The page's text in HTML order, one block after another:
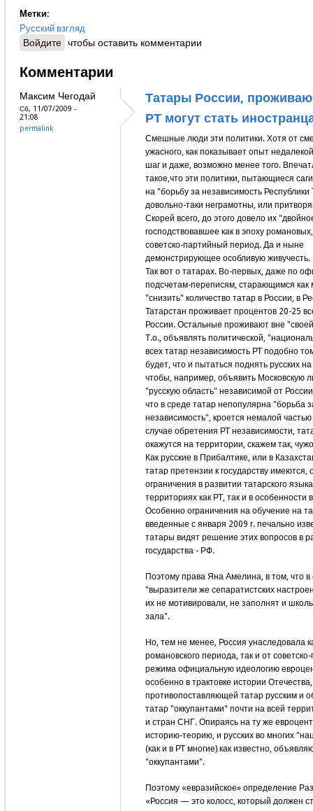
Метки:
Русский взгляд
Войдите чтобы оставить комментарии
Комментарии
Максим Чегодай
Сб, 11/07/2009 -
21:08
permalink
Татары России,
РТ могут стать
Смешные люди эти политики. Хотя от
ужасного, как показывает опыт
шаг и даже, возможно менее того.
такое,что эти политики, пытающиеся
на "борьбу за независимость Республики
довольно-таки неграмотны, или
Скорей всего, до этого довело их
господствовавшее как в эпоху
советско-партийный период. Да и ныне
демонстрирующее особливую живучесть.
Так вот о татарах. Во-первых, даже по
подсчетам-переписям, старающимся
"снизить" количество татар в России, в
Татарстан проживает процентов 20-25
России. Остальные проживают вне
Т.о., объявлять политической,
всех татар независимость РТ подобно
будет, что и пытаться поднять русских
чтобы, например, объявить Московскую
"русскую область" независимой от
что в среде татар непопулярна "борьба
независимость", кроется немалой частью
случае обретения РТ независимости,
окажутся на территории, скажем так,
Как русские в Прибалтике, или в
татар претензии к государству имеются,
ограничения в развитии татарского
территориях как РТ, так и в особенности
Особенно ограничения на обучение на
введенные с января 2009 г. печально
татары видят решение этих вопросов в
государства - РФ.
Поэтому права Яна Амелина, в том, что в
"выразители же сепаратистских
их не мотивировали, не заполнят и
зала".
Но, тем не менее, Россия унаследовала
романовского периода, так и от
режима официальную идеологию
особенно в трактовке истории Отечества,
противопоставляющей татар русским и
татар "оккупантами" почти на всей
и стран СНГ. Опираясь на ту же
историю-теорию, и русских во многих
(как и в РТ многие) как известно,
"оккупантами".
Поэтому «евразийское» определение
«Россия — это колосс, который должен